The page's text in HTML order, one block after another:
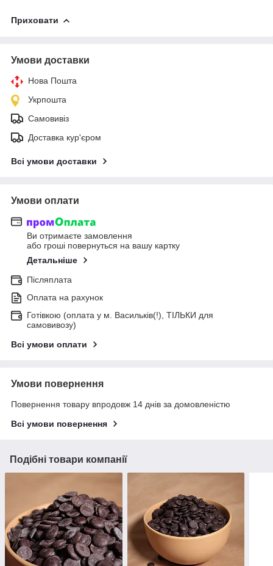
Приховати
Умови доставки
Нова Пошта
Укрпошта
Самовивіз
Доставка кур'єром
Всі умови доставки
Умови оплати
Ви отримаєте замовлення
або гроші повернуться на вашу картку
Детальніше
Післяплата
Оплата на рахунок
Готівкою (оплата у м. Васильків(!), ТІЛЬКИ для
самовивозу)
Всі умови оплати
Умови повернення
Повернення товару впродовж 14 днів за домовленістю
Всі умови повернення
Подібні товари компанії